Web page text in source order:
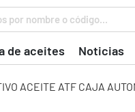
por nombre o código...
de aceites Noticias
ACEITE ATF CAJA